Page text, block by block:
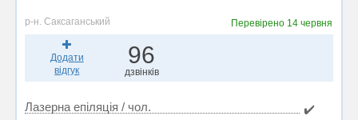
р-н. Саксаганський Перевірено 14 червня
Додати
відгук
96
дзвінків
Лазерна епіляція / чол.
✔️